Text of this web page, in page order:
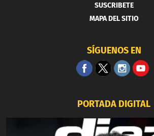
SUSCRIBETE
MAPA DEL SITIO
SÍGUENOS EN
PORTADA DIGITAL